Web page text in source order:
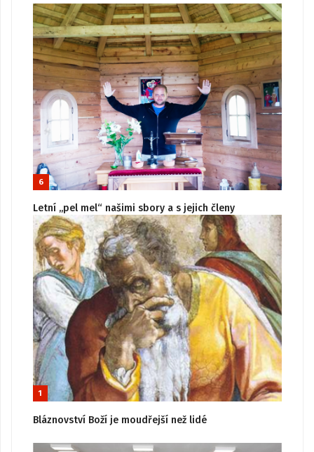
6
Letní „pel mel“ našimi sbory a s jejich členy
1
Bláznovství Boží je moudřejší než lidé